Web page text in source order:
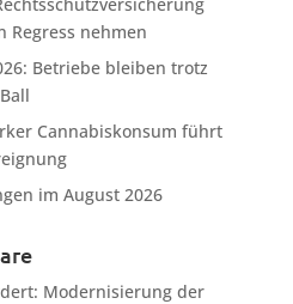
Regress nehmen
Betriebe bleiben trotz
Cannabiskonsum führt
im August 2026
Modernisierung der